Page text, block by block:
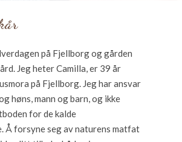
på Fjellborg og gården
Jeg heter Camilla, er 39 år
på Fjellborg. Jeg har ansvar
høns, mann og barn, og ikke
for de kalde
Å forsyne seg av naturens matfat